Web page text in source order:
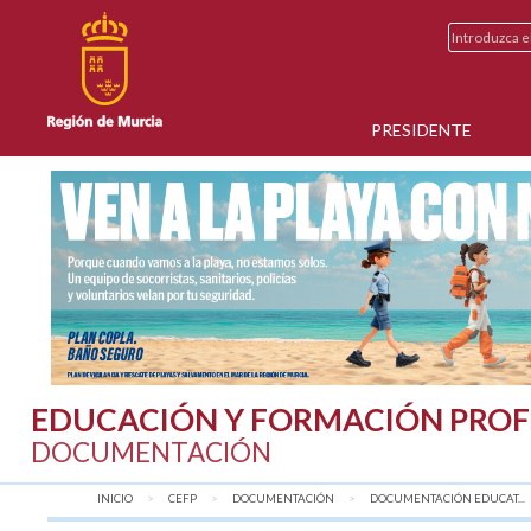
PRESIDENTE
EDUCACIÓN Y FORMACIÓN
DOCUMENTACIÓN
INICIO CEFP DOCUMENTACIÓN DOCUMENTACIÓN EDUCAT...